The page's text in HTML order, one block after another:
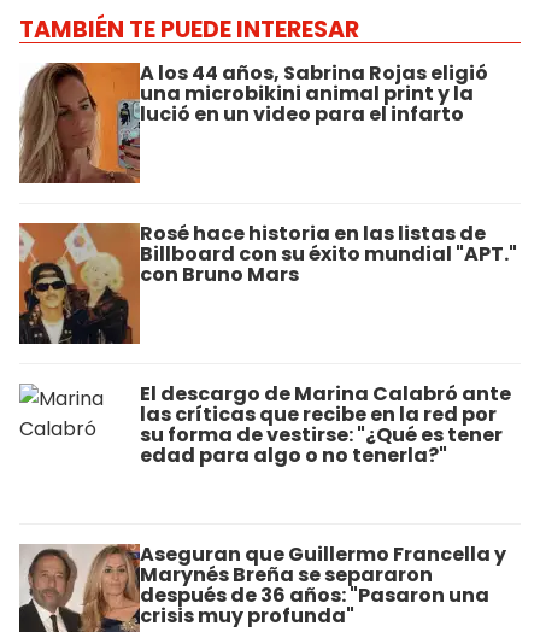
TAMBIÉN TE PUEDE INTERESAR
A los 44 años, Sabrina Rojas eligió
una microbikini animal print y la
lució en un video para el infarto
Rosé hace historia en las listas de
Billboard con su éxito mundial "APT."
con Bruno Mars
El descargo de Marina Calabró ante
las críticas que recibe en la red por
su forma de vestirse: "¿Qué es tener
edad para algo o no tenerla?"
Aseguran que Guillermo Francella y
Marynés Breña se separaron
después de 36 años: "Pasaron una
crisis muy profunda"